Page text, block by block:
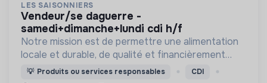
LES SAISONNIERS
vendeur/se daguerre -
samedi+dimanche+lundi cdi h/f
Notre mission est de permettre une alimentation
locale et durable, de qualité et financièrement
abordable.
💡 Produits ou services responsables CDI